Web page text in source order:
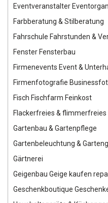
Eventveranstalter
Farbberatung & Stilberatung
Fahrschule Fahrstunden &
Fenster Fensterbau
Firmenevents Event &
Firmenfotografie
Fisch Fischfarm Feinkost
Flackerfreies & flimmerfreies
Gartenbau & Gartenpflege
Gartenbeleuchtung &
Gärtnerei
Geigenbau Geige kaufen
Geschenkboutique